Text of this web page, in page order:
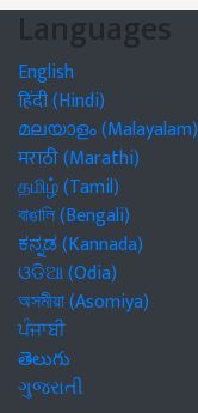
Languages
English
हिंदी (Hindi)
മലയാളം (Malayalam)
मराठी (Marathi)
தமிழ் (Tamil)
বাঙালি (Bengali)
ಕನ್ನಡ (Kannada)
ଓଡିଆ (Odia)
অসমীয়া (Asomiya)
ਪੰਜਾਬੀ
తెలుగు
ગુજરાતી